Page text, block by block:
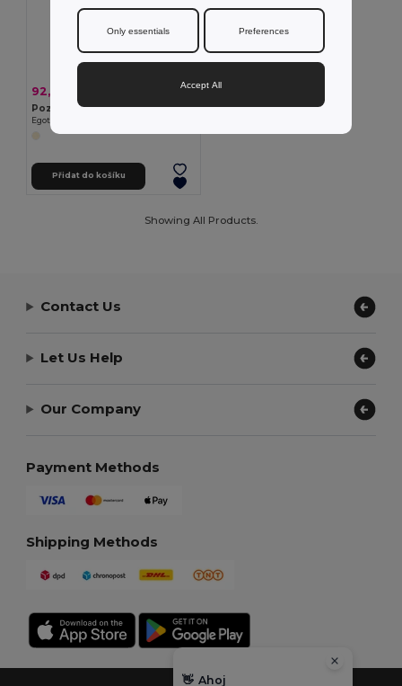
92,21 kč -50%
Poznámkový blok A5 s polotuhým krytem vyrobeným z odpadu z čajových listů (65%)
Egotier 93290
Přidat do košíku
Showing All Products.
Contact Us
Let Us Help
Our Company
Payment Methods
Shipping Methods
Only essentials Preferences
Accept All
👋 Ahoj